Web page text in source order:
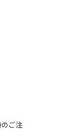
ご注